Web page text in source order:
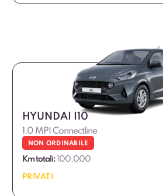
HYUNDAI I10
1.0 MPI Connectline
NON ORDINABILE
Km totali:100.000
PRIVATI